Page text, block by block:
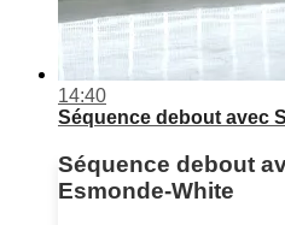
14:40
Séquence debout avec
Séquence debout
Esmonde-White